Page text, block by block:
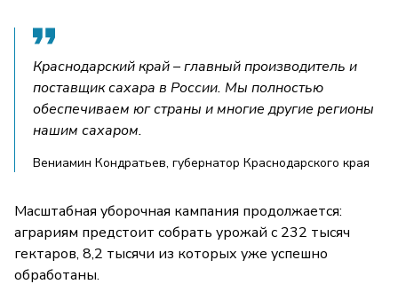
Краснодарский край – главный производитель и
поставщик сахара в России. Мы полностью
обеспечиваем юг страны и многие другие регионы
нашим сахаром.
Вениамин Кондратьев, губернатор Краснодарского края
Масштабная уборочная кампания продолжается:
аграриям предстоит собрать урожай с 232 тысяч
гектаров, 8,2 тысячи из которых уже успешно
обработаны.